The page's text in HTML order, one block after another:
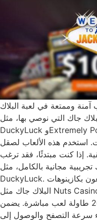
وممتعة في لعبة البلاك
جاك التي نوصي بها، مثل
DuckyLuck وExtremely Ports، توفر ألعابًا تجريبية مجانية بالكامل
استخدم هذه الألعاب لصقل
إذا كنت مبتدئًا، فقد ترغب
مجانية بالكامل، مثل
DuckyLuck. أما اللاعبون الأكثر خبرة، فسيستمتعون بكازينوهات
البلاك جاك مثل Nuts Casino، الذي يوفر خيارات واسعة مع 20
إصدارًا من مولد الأرقام العشوائية و26 طاولة لعب مباشرة. يضمن
سرعة التصفح والوصول إلى